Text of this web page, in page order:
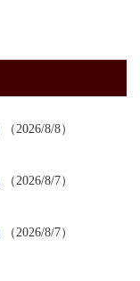
2026/8/8
2026/8/7
2026/8/7